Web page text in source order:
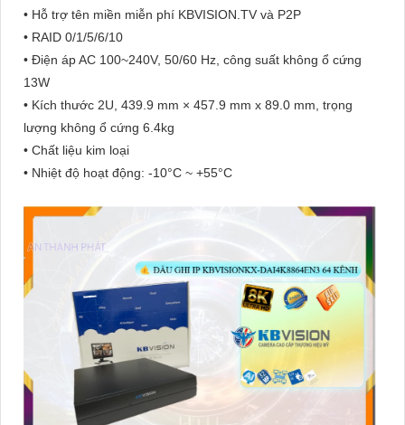
• Hỗ trợ tên miền miễn phí KBVISION.TV và P2P
• RAID 0/1/5/6/10
• Điện áp AC 100~240V, 50/60 Hz, công suất không ổ cứng
13W
• Kích thước 2U, 439.9 mm × 457.9 mm x 89.0 mm, trọng
lượng không ổ cứng 6.4kg
• Chất liệu kim loại
• Nhiệt độ hoạt động: -10°C ~ +55°C